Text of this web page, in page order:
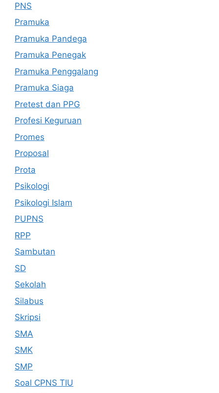
PNS
Pramuka
Pramuka Pandega
Pramuka Penegak
Pramuka Penggalang
Pramuka Siaga
Pretest dan PPG
Profesi Keguruan
Promes
Proposal
Prota
Psikologi
Psikologi Islam
PUPNS
RPP
Sambutan
SD
Sekolah
Silabus
Skripsi
SMA
SMK
SMP
Soal CPNS TIU